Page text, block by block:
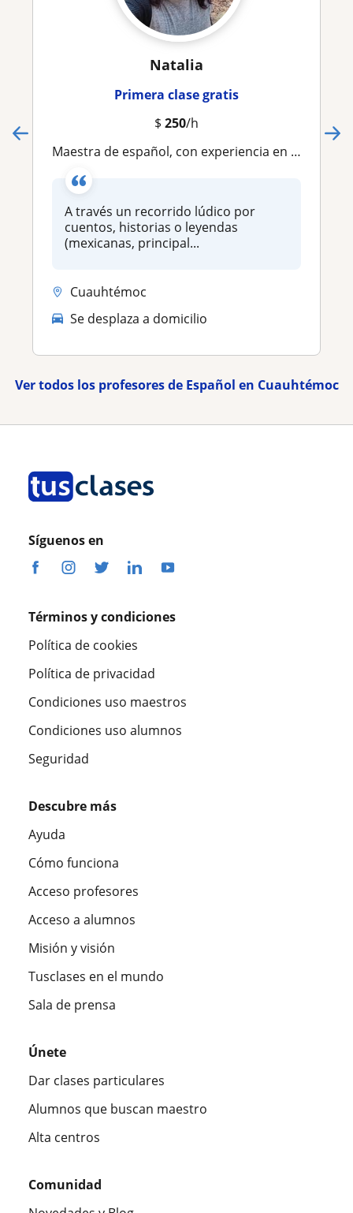
Natalia
Primera clase gratis
$ 250/h
Maestra de español, con experiencia en oratoria, manejo de la voz y literatura
A través un recorrido lúdico por
cuentos, historias o leyendas
(mexicanas, principal...
Cuauhtémoc
Se desplaza a domicilio
Ver todos los profesores de Español en Cuauhtémoc
Síguenos en
Términos y condiciones
Política de cookies
Política de privacidad
Condiciones uso maestros
Condiciones uso alumnos
Seguridad
Descubre más
Ayuda
Cómo funciona
Acceso profesores
Acceso a alumnos
Misión y visión
Tusclases en el mundo
Sala de prensa
Únete
Dar clases particulares
Alumnos que buscan maestro
Alta centros
Comunidad